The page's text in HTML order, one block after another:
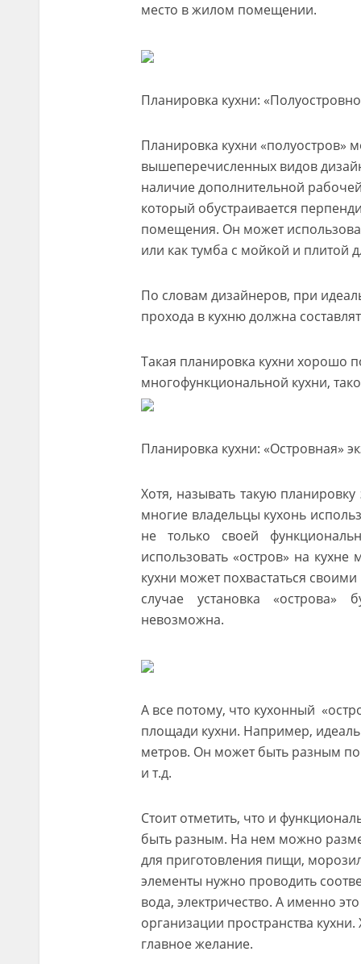
место в жилом помещении.
Планировка кухни:
Планировка кухни «полуостров»
вышеперечисленных видов
наличие дополнительной
который обустраивается
помещения. Он может
или как тумба с мойкой и плитой
По словам дизайнеров, при
прохода в кухню должна
Такая планировка кухни хорошо
многофункциональной кухни,
Планировка кухни: «Островная»
Хотя, называть такую
многие владельцы кухонь
не только своей
использовать «остров» на
кухни может похвастаться
случае установка
невозможна.
А все потому, что кухонный
площади кухни. Например,
метров. Он может быть разным
и т.д.
Стоит отметить, что и
быть разным. На нем можно
для приготовления пищи,
элементы нужно проводить
вода, электричество. А именно
организации пространства
главное желание.